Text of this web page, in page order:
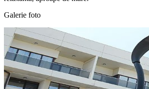
Galerie foto